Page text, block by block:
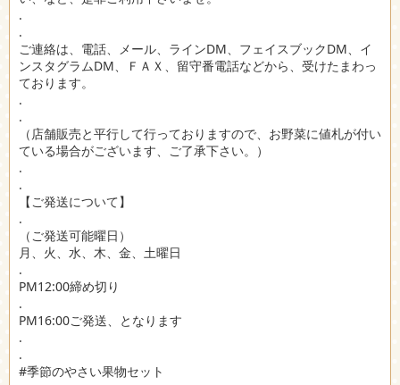
.
.
ご連絡は、電話、メール、ラインDM、フェイスブックDM、イ
ンスタグラムDM、ＦＡＸ、留守番電話などから、受けたまわっ
ております。
.
.
（店舗販売と平行して行っておりますので、お野菜に値札が付い
ている場合がございます、ご了承下さい。）
.
.
【ご発送について】
.
（ご発送可能曜日）
月、火、水、木、金、土曜日
.
PM12:00締め切り
.
PM16:00ご発送、となります
.
.
#季節のやさい果物セット